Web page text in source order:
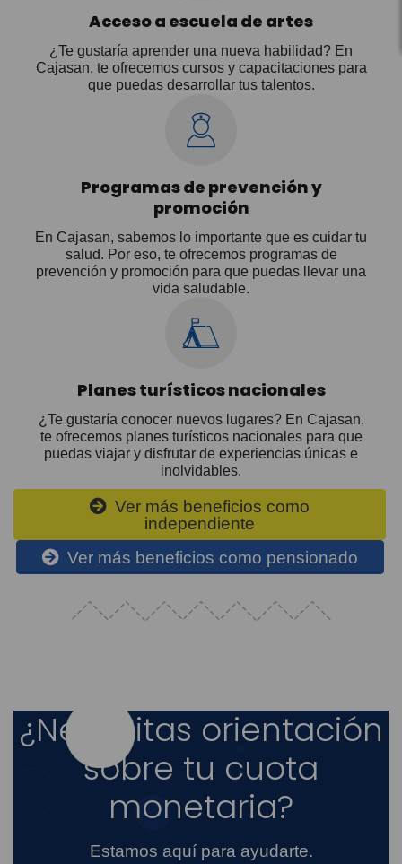
Acceso a escuela de artes
¿Te gustaría aprender una nueva habilidad? En
Cajasan, te ofrecemos cursos y capacitaciones para
que puedas desarrollar tus talentos.
Programas de prevención y
promoción
En Cajasan, sabemos lo importante que es cuidar tu
salud. Por eso, te ofrecemos programas de
prevención y promoción para que puedas llevar una
vida saludable.
Planes turísticos nacionales
¿Te gustaría conocer nuevos lugares? En Cajasan,
te ofrecemos planes turísticos nacionales para que
puedas viajar y disfrutar de experiencias únicas e
inolvidables.
Ver más beneficios como
independiente
Ver más beneficios como pensionado
¿Necesitas orientación
sobre tu cuota
monetaria?
Estamos aquí para ayudarte.